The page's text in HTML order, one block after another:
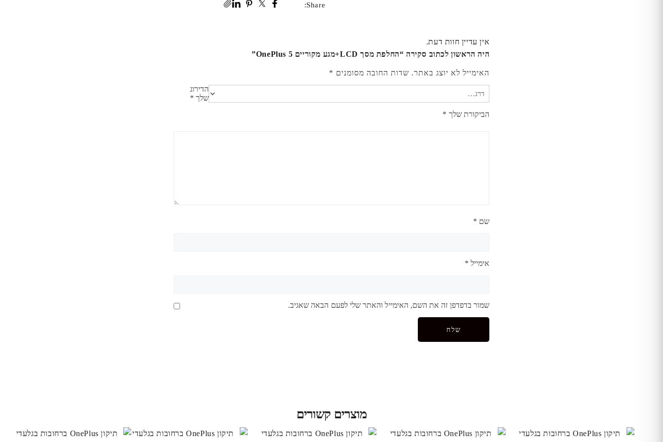
Share:
אין עדיין חוות דעת.
היה הראשון לכתוב סקירה “החלפת מסך LCD+מגע מקוריים OnePlus 5”
האימייל לא יוצג באתר. שדות החובה מסומנים *
הדירוג
שלך *
הביקורת שלך *
שם *
אימייל *
שמור בדפדפן זה את השם, האימייל והאתר שלי לפעם הבאה שאגיב.
מוצרים קשורים